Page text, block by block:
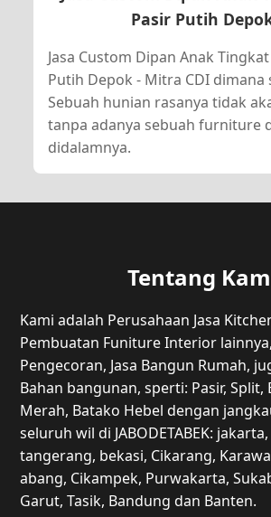
Pasir Putih
Jasa Custom Dipan Anak
Putih Depok - Mitra CDI dimana
Sebuah hunian rasanya tidak
tanpa adanya sebuah furniture
didalamnya.
Tentang
Kami adalah Perusahaan Jasa
Pembuatan Funiture Interior lainnya,
Pengecoran, Jasa Bangun Rumah,
Bahan bangunan, sperti: Pasir, Split,
Merah, Batako Hebel dengan
seluruh wil di JABODETABEK:
tangerang, bekasi, Cikarang,
abang, Cikampek, Purwakarta,
Garut, Tasik, Bandung dan Banten.